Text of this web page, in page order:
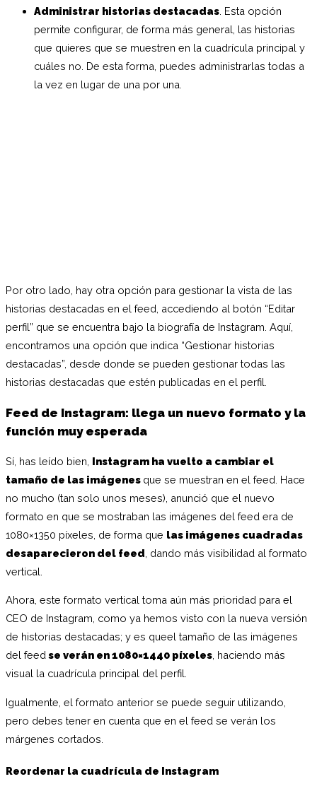
Administrar historias destacadas . Esta opción
permite configurar, de forma más general, las historias
que quieres que se muestren en la cuadrícula principal y
cuáles no. De esta forma, puedes administrarlas todas a
la vez en lugar de una por una.
Por otro lado, hay otra opción para gestionar la vista de las
historias destacadas en el feed, accediendo al botón “Editar
perfil” que se encuentra bajo la biografía de Instagram. Aquí,
encontramos una opción que indica “Gestionar historias
destacadas”, desde donde se pueden gestionar todas las
historias destacadas que estén publicadas en el perfil.
Feed de Instagram: llega un nuevo formato y la
función muy esperada
Sí, has leído bien, Instagram ha vuelto a cambiar el
tamaño de las imágenes que se muestran en el feed. Hace
no mucho (tan solo unos meses), anunció que el nuevo
formato en que se mostraban las imágenes del feed era de
1080×1350 píxeles, de forma que las imágenes cuadradas
desaparecieron del feed , dando más visibilidad al formato
vertical.
Ahora, este formato vertical toma aún más prioridad para el
CEO de Instagram, como ya hemos visto con la nueva versión
de historias destacadas; y es queel tamaño de las imágenes
del feed se verán en 1080×1440 píxeles , haciendo más
visual la cuadrícula principal del perfil.
Igualmente, el formato anterior se puede seguir utilizando,
pero debes tener en cuenta que en el feed se verán los
márgenes cortados.
Reordenar la cuadrícula de Instagram